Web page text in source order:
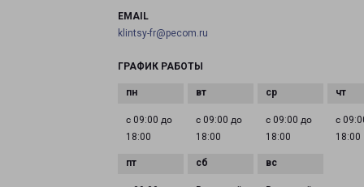
EMAIL
klintsy-fr@pecom.ru
ГРАФИК РАБОТЫ
с 09:00 до
18:00
с 09:00 до
18:00
с 09:00 до
18:00
с
18:00